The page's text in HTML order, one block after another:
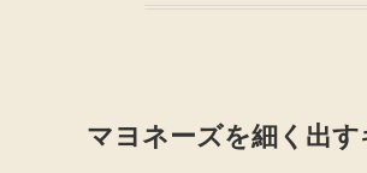
マヨネーズを細く出